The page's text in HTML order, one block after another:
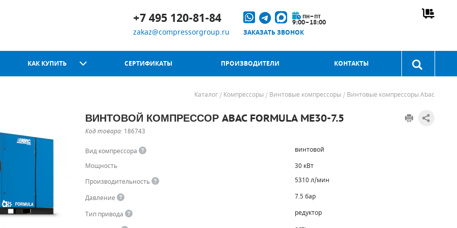
+7 495 120-81-84
zakaz@compressorgroup.ru
пн–пт
9:00–18:00
ЗАКАЗАТЬ ЗВОНОК
КАК КУПИТЬ СЕРТИФИКАТЫ ПРОИЗВОДИТЕЛИ КОНТАКТЫ
Каталог Компрессоры Винтовые компрессоры Винтовые компрессоры Abac
ВИНТОВОЙ КОМПРЕССОР ABAC FORMULA ME30-7.5
Код товара: 186743
Вид компрессора
винтовой
Мощность
30 кВт
Производительность
5310 л/мин
Давление
7.5 бар
Тип привода
редуктор